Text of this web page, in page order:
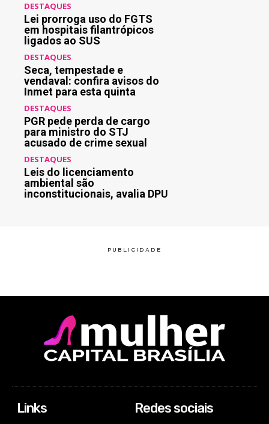
DESTAQUES
Lei prorroga uso do FGTS
em hospitais filantrópicos
ligados ao SUS
DESTAQUES
Seca, tempestade e
vendaval: confira avisos do
Inmet para esta quinta
DESTAQUES
PGR pede perda de cargo
para ministro do STJ
acusado de crime sexual
DESTAQUES
Leis do licenciamento
ambiental são
inconstitucionais, avalia DPU
Links Redes sociais